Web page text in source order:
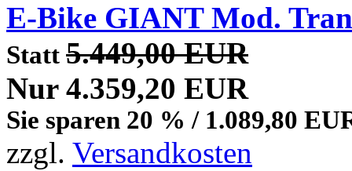
E-Bike GIANT Mod.
Statt 5.449,00 EUR
Nur 4.359,20 EUR
Sie sparen 20 % / 1.089,80
zzgl. Versandkosten